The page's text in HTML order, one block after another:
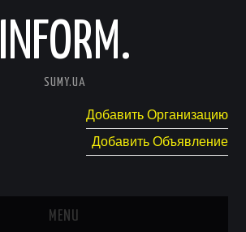
INFORM.
SUMY.UA
Добавить Организацию
Добавить Объявление
MENU